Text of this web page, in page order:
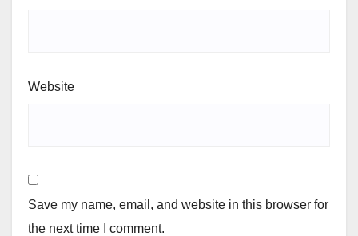
Website
Save my name, email, and website in this browser for
the next time I comment.